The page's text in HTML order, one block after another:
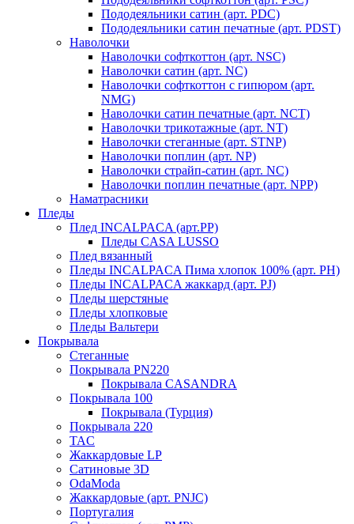
Пододеяльники сатин (арт. PDC)
Пододеяльники сатин печатные (арт. PDST)
Наволочки
Наволочки софткоттон (арт. NSC)
Наволочки сатин (арт. NC)
Наволочки софткоттон с гипюром (арт.
NMG)
Наволочки сатин печатные (арт. NCT)
Наволочки трикотажные (арт. NT)
Наволочки стеганные (арт. STNP)
Наволочки поплин (арт. NP)
Наволочки страйп-сатин (арт. NC)
Наволочки поплин печатные (арт. NPP)
Наматрасники
Пледы
Плед INCALPACA (арт.PP)
Пледы CASA LUSSO
Плед вязанный
Пледы INCALPACA Пима хлопок 100% (арт. PH)
Пледы INCALPACA жаккард (арт. PJ)
Пледы шерстяные
Пледы хлопковые
Пледы Вальтери
Покрывала
Стеганные
Покрывала PN220
Покрывала CASANDRA
Покрывала 100
Покрывала (Турция)
Покрывала 220
TAC
Жаккардовые LP
Сатиновые 3D
OdaModa
Жаккардовые (арт. PNJC)
Португалия